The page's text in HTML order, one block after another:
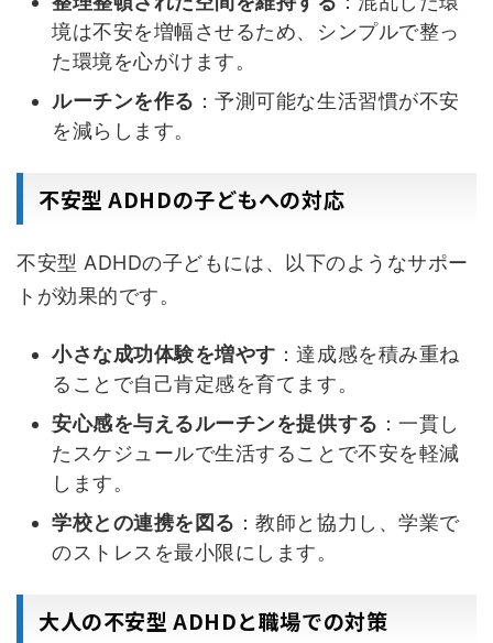
境は不安を増幅させるため、シンプルで整っ
た環境を心がけます。
ルーチンを作る ：予測可能な生活習慣が不安
を減らします。
不安型 ADHDの子どもへの対応
不安型 ADHDの子どもには、以下のようなサポー
トが効果的です。
小さな成功体験を増やす ：達成感を積み重ね
ることで自己肯定感を育てます。
安心感を与えるルーチンを提供する ：一貫し
たスケジュールで生活することで不安を軽減
します。
学校との連携を図る ：教師と協力し、学業で
のストレスを最小限にします。
大人の不安型 ADHDと職場での対策